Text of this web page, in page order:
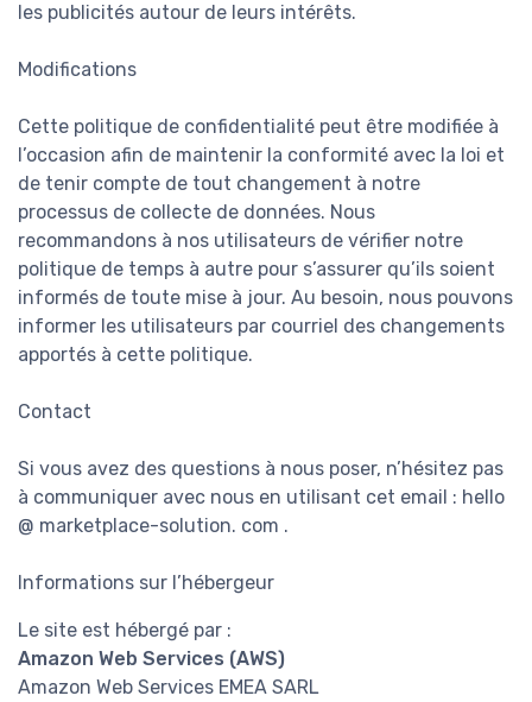
les publicités autour de leurs intérêts.
Modifications
Cette politique de confidentialité peut être modifiée à
l’occasion afin de maintenir la conformité avec la loi et
de tenir compte de tout changement à notre
processus de collecte de données. Nous
recommandons à nos utilisateurs de vérifier notre
politique de temps à autre pour s’assurer qu’ils soient
informés de toute mise à jour. Au besoin, nous pouvons
informer les utilisateurs par courriel des changements
apportés à cette politique.
Contact
Si vous avez des questions à nous poser, n’hésitez pas
à communiquer avec nous en utilisant cet email : hello
@ marketplace-solution. com .
Informations sur l’hébergeur
Le site est hébergé par :
Amazon Web Services (AWS)
Amazon Web Services EMEA SARL